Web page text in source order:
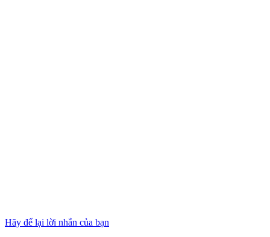
Hãy để lại lời nhắn của bạn